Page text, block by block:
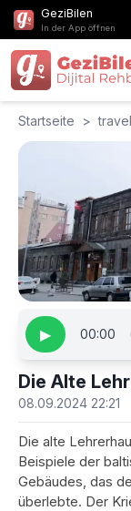
GeziBilen
In der App öffnen
Startseite >
▶ 00:00
Die Alte
08.09.2024 22:21
Die alte
Beispiele der
Gebäudes, das
überlebte. Der